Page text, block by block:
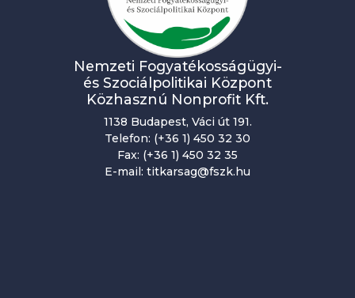
Nemzeti Fogyatékosságügyi-
és Szociálpolitikai Központ
Közhasznú Nonprofit Kft.
1138 Budapest, Váci út 191.
Telefon: (+36 1) 450 32 30
Fax: (+36 1) 450 32 35
E-mail: titkarsag@fszk.hu